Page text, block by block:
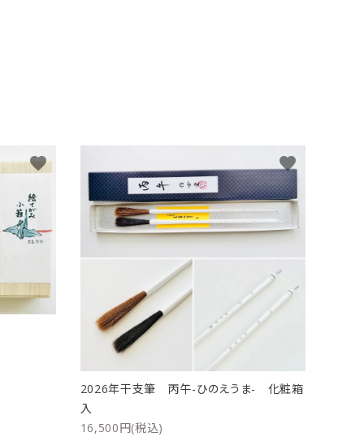
favorite
2026年干支筆 丙午-ひのえうま- 化粧箱
入
16,500円(税込)
favorite